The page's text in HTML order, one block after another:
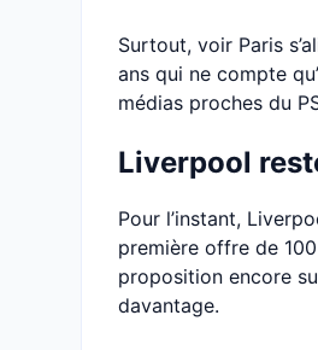
Surtout, voir Paris
ans qui ne compte
médias proches du
Liverpool
Pour l’instant,
première offre de
proposition encore
davantage.